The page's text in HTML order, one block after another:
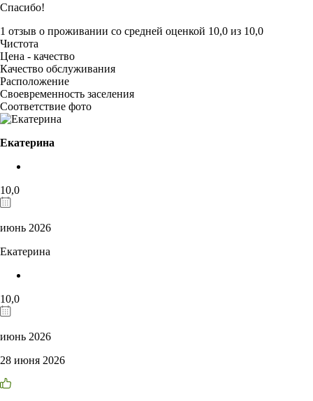
Спасибо!
1 отзыв о проживании со средней оценкой 10,0 из 10,0
Чистота
Цена - качество
Качество обслуживания
Расположение
Своевременность заселения
Соответствие фото
Екатерина
10,0
июнь 2026
Екатерина
10,0
июнь 2026
28 июня 2026